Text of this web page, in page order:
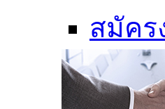
สมัคร